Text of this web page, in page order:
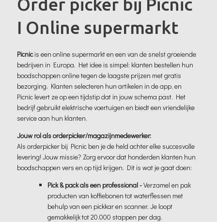
Order picker bij Picnic
I Online supermarkt
Picnicis een online supermarkt en een van de snelst groeiende
bedrijven in Europa. Het idee is simpel: klanten bestellen hun
boodschappen online tegen de laagste prijzen met gratis
bezorging. Klanten selecteren hun artikelen in de app, en
Picnic levert ze op een tijdstip dat in jouw schema past. Het
bedrijf gebruikt elektrische voertuigen en biedt een vriendelijke
service aan hun klanten.
Jouw rol als orderpicker/magazijnmedewerker:
Als orderpicker bij Picnic ben je de held achter elke succesvolle
levering! Jouw missie? Zorg ervoor dat honderden klanten hun
boodschappen vers en op tijd krijgen. Dit is wat je gaat doen:
Pick & pack als een professional -Verzamel en pak
producten van koffiebonen tot waterflessen met
behulp van een pickkar en scanner. Je loopt
gemakkelijk tot 20.000 stappen per dag.